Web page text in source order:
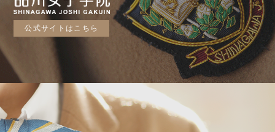
公式サイトはこちら